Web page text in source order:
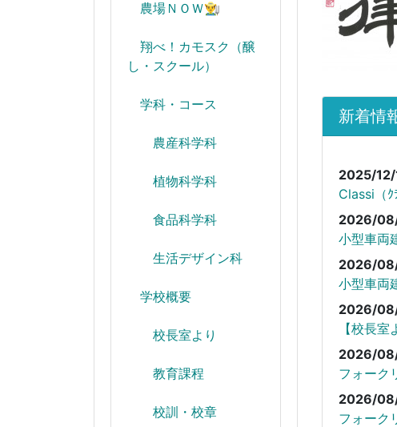
農場ＮＯＷ👨‍🌾
翔べ！カモスク（醸
し・スクール）
学科・コース
農産科学科
植物科学科
食品科学科
生活デザイン科
学校概要
校長室より
教育課程
校訓・校章
新着情
2025/12/
Classi（ｸ
2026/
小型車両
2026/
小型車両
2026/
【校長
2026/
フォーク
2026/
フォーク